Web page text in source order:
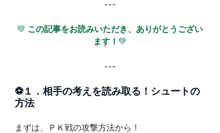
---
💚 この記事をお読みいただき、ありがとうござい
ます！ 💚
---
⚽１． 相手の考えを読み取る！シュートの
方法
まずは、ＰＫ戦の攻撃方法から！